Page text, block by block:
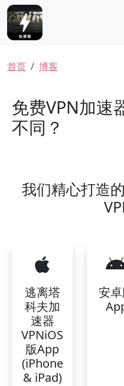
跳转到主要内容
面包屑
首页 博客
免费VPN加速
不同？
我们精心打造
逃离塔
科夫加
速器
VPNiOS
版App
(iPhone
& iPad)
安